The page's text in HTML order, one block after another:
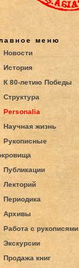
меню
Новости
История
К 80-летию Победы
Структура
Personalia
Научная жизнь
Рукописные
Публикации
Лекторий
Периодика
Архивы
Работа с рукописями
Экскурсии
Продажа книг